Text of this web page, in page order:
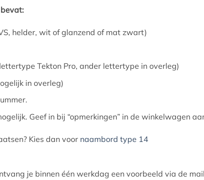
helder, wit of glanzend of mat zwart)
Tekton Pro, ander lettertype in overleg)
in overleg)
Geef in bij “opmerkingen” in de winkelwagen
Kies dan voor naambord type 14
je binnen één werkdag een voorbeeld via de